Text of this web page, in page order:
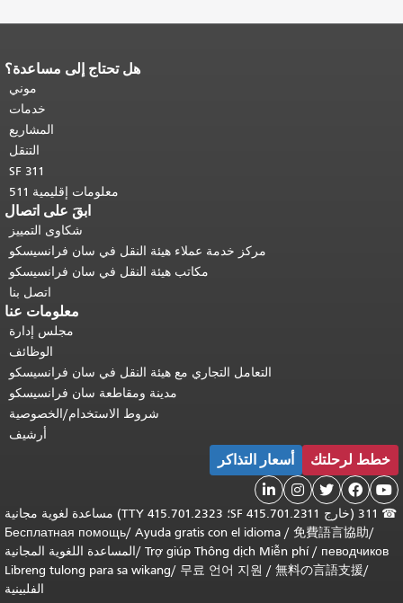
هل تحتاج إلى مساعدة؟
موني
خدمات
المشاريع
التنقل
SF 311
معلومات إقليمية 511
ابقَ على اتصال
شكاوى التمييز
مركز خدمة عملاء هيئة النقل في سان فرانسيسكو
مكاتب هيئة النقل في سان فرانسيسكو
اتصل بنا
معلومات عنا
مجلس إدارة
الوظائف
التعامل التجاري مع هيئة النقل في سان فرانسيسكو
مدينة ومقاطعة سان فرانسيسكو
شروط الاستخدام/الخصوصية
أرشيف
خطط لرحلتك أسعار التذاكر





☎
311 (خارج SF 415.701.2311؛ TTY 415.701.2323) مساعدة لغوية مجانية
/
免費語言協助
/
Ayuda gratis con el idioma
/
Бесплатная помощь
певодчиков
/
Trợ giúp Thông dịch Miễn phí
/المساعدة اللغوية المجانية
/
無料の言語支援
/
무료 언어 지원
/
Libreng tulong para sa wikang
الفلبينية